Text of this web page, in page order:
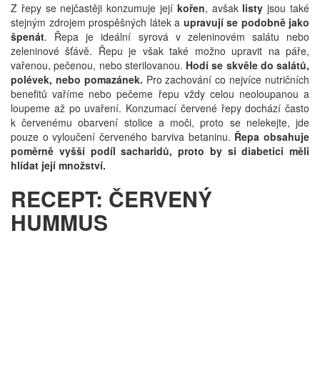
Z řepy se nejčastěji konzumuje její kořen, avšak listy jsou také
stejným zdrojem prospěšných látek a upravují se podobně jako
špenát. Řepa je ideální syrová v zeleninovém salátu nebo
zeleninové šťávě. Řepu je však také možno upravit na páře,
vařenou, pečenou, nebo sterilovanou. Hodí se skvěle do salátů,
polévek, nebo pomazánek. Pro zachování co nejvíce nutričních
benefitů vaříme nebo pečeme řepu vždy celou neoloupanou a
loupeme až po uvaření. Konzumací červené řepy dochází často
k červenému obarvení stolice a moči, proto se nelekejte, jde
pouze o vyloučení červeného barviva betaninu. Řepa obsahuje
poměrně vyšší podíl sacharidů, proto by si diabetici měli
hlídat její množství.
RECEPT: ČERVENÝ
HUMMUS